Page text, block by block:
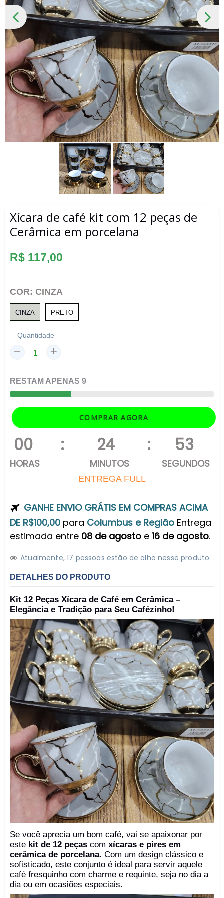
SLIDE
ANTERIOR
Xícara de café kit com 12 peças de
Cerâmica em porcelana
Preço
R$ 117,00
COR: CINZA
CINZA PRETO
Quantidade
RESTAM APENAS 9
COMPRAR AGORA
00 : 24 : 52
HORAS MINUTOS SEGUNDOS
ENTREGA FULL
GANHE ENVIO GRÁTIS EM COMPRAS ACIMA
DE R$100,00 para Columbus e Região Entrega
estimada entre 08 de agosto e 16 de agosto.
Atualmente,17 pessoas estão de olho nesse produto
DETALHES DO PRODUTO
Kit 12 Peças Xícara de Café em Cerâmica –
Elegância e Tradição para Seu Cafézinho!
Se você aprecia um bom café, vai se apaixonar por
este kit de 12 peças com xícaras e pires em
cerâmica de porcelana. Com um design clássico e
sofisticado, este conjunto é ideal para servir aquele
café fresquinho com charme e requinte, seja no dia a
dia ou em ocasiões especiais.